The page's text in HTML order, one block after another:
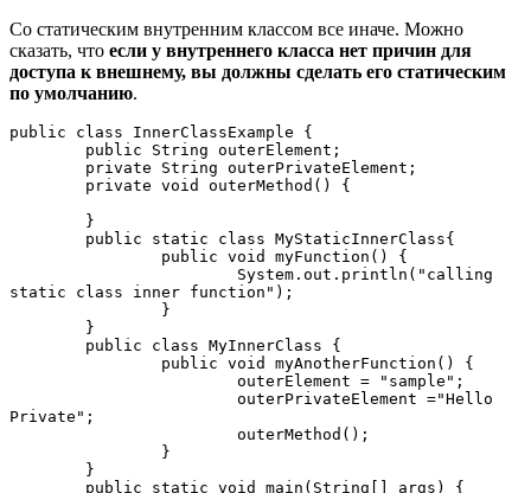
Со статическим внутренним классом все иначе. Можно
сказать, что если у внутреннего класса нет причин для
доступа к внешнему, вы должны сделать его статическим
по умолчанию.
public class InnerClassExample {
static class inner function");
Private";